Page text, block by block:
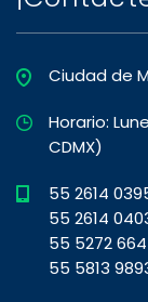
Ciudad de
Horario:
CDMX)
55 2614
55 2614
55 5272
55 5813